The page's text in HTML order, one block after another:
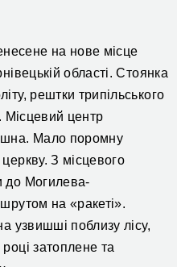
на нове місце
області. Стоянка
рештки трипільського
Місцевий центр
Мало поромну
З місцевого
до Могилева-
на «ракеті».
узвишші поблизу лісу,
затоплене та